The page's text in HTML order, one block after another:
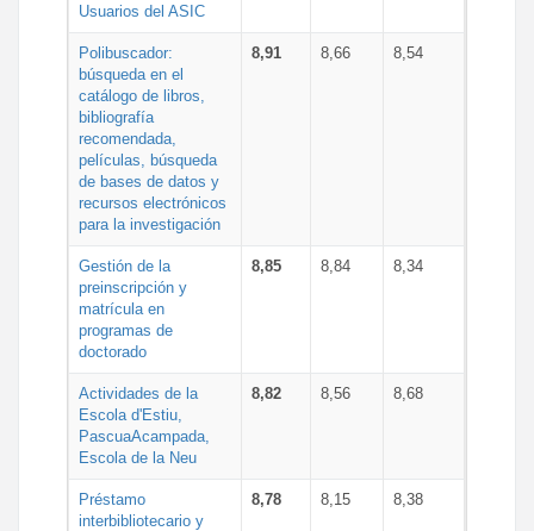
Usuarios del ASIC
Polibuscador:
búsqueda en el
catálogo de libros,
bibliografía
recomendada,
películas, búsqueda
de bases de datos y
recursos electrónicos
para la investigación
8,91 8,66 8,54
Gestión de la
preinscripción y
matrícula en
programas de
doctorado
8,85 8,84 8,34
Actividades de la
Escola d'Estiu,
PascuaAcampada,
Escola de la Neu
8,82 8,56 8,68
Préstamo
interbibliotecario y
8,78 8,15 8,38